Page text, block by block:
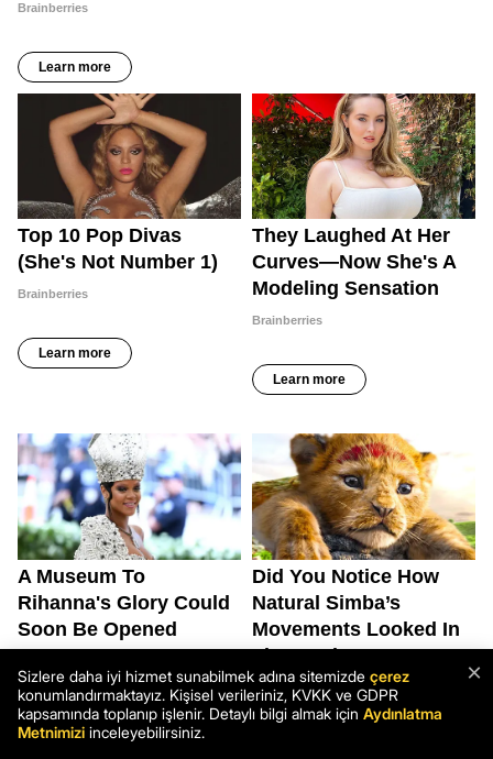
×
Sizlere daha iyi hizmet sunabilmek adına sitemizde çerez
konumlandırmaktayız. Kişisel verileriniz, KVKK ve GDPR
kapsamında toplanıp işlenir. Detaylı bilgi almak için Aydınlatma
Metnimizi inceleyebilirsiniz.